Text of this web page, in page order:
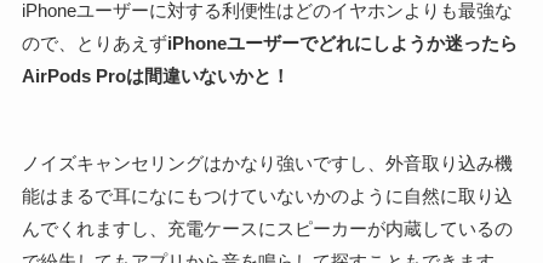
iPhoneユーザーに対する利便性はどのイヤホンよりも最強な
ので、とりあえずiPhoneユーザーでどれにしようか迷ったら
AirPods Proは間違いないかと！
ノイズキャンセリングはかなり強いですし、外音取り込み機
能はまるで耳になにもつけていないかのように自然に取り込
んでくれますし、充電ケースにスピーカーが内蔵しているの